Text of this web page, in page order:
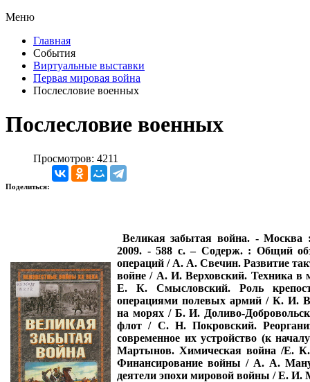
Меню
Главная
События
Виртуальные выставки
Первая мировая война
Послесловие военных
Послесловие военных
Просмотров: 4211
Поделиться:
Великая забытая война. -
2009. - 588 с. – Содерж. : Общий
операций / А. А. Свечин. Развитие
войне / А. И. Верховский. Техника в
Е. К. Смысловский. Роль
операциями полевых армий / К. И.
на морях / Б. И. Доливо-
флот / С. Н. Покровский.
современное их устройство (к
Мартынов. Химическая война /Е.
Финансирование войны / А. А.
деятели эпохи мировой войны / Е. И.